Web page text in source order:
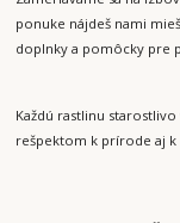
ponuke nájdeš nami
doplnky a pomôcky pre
Každú rastlinu
rešpektom k prírode aj